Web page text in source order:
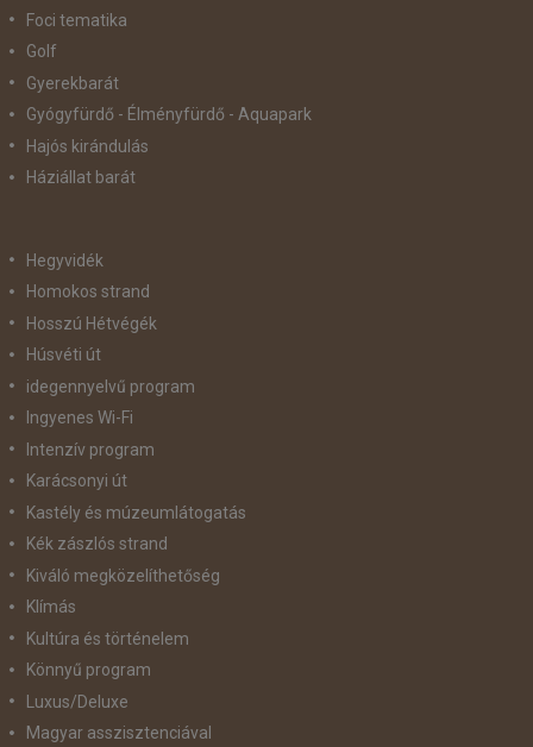
Foci tematika
Golf
Gyerekbarát
Gyógyfürdő - Élményfürdő - Aquapark
Hajós kirándulás
Háziállat barát
Hegyvidék
Homokos strand
Hosszú Hétvégék
Húsvéti út
idegennyelvű program
Ingyenes Wi-Fi
Intenzív program
Karácsonyi út
Kastély és múzeumlátogatás
Kék zászlós strand
Kiváló megközelíthetőség
Klímás
Kultúra és történelem
Könnyű program
Luxus/Deluxe
Magyar asszisztenciával